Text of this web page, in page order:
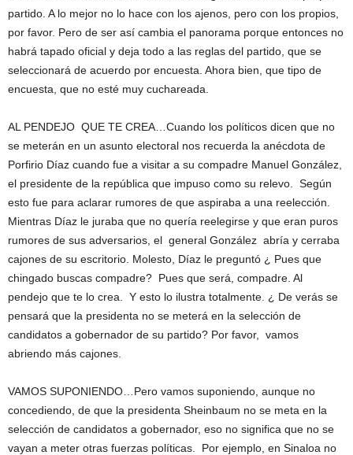
partido. A lo mejor no lo hace con los ajenos, pero con los propios,
por favor. Pero de ser así cambia el panorama porque entonces no
habrá tapado oficial y deja todo a las reglas del partido, que se
seleccionará de acuerdo por encuesta. Ahora bien, que tipo de
encuesta, que no esté muy cuchareada.
AL PENDEJO QUE TE CREA…Cuando los políticos dicen que no
se meterán en un asunto electoral nos recuerda la anécdota de
Porfirio Díaz cuando fue a visitar a su compadre Manuel González,
el presidente de la república que impuso como su relevo. Según
esto fue para aclarar rumores de que aspiraba a una reelección.
Mientras Díaz le juraba que no quería reelegirse y que eran puros
rumores de sus adversarios, el general González abría y cerraba
cajones de su escritorio. Molesto, Díaz le preguntó ¿ Pues que
chingado buscas compadre? Pues que será, compadre. Al
pendejo que te lo crea. Y esto lo ilustra totalmente. ¿ De verás se
pensará que la presidenta no se meterá en la selección de
candidatos a gobernador de su partido? Por favor, vamos
abriendo más cajones.
VAMOS SUPONIENDO…Pero vamos suponiendo, aunque no
concediendo, de que la presidenta Sheinbaum no se meta en la
selección de candidatos a gobernador, eso no significa que no se
vayan a meter otras fuerzas políticas. Por ejemplo, en Sinaloa no